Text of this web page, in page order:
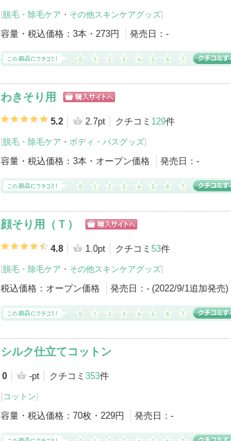
[脱毛・除毛ケア ・ その他スキンケアグッズ]
容量・税込価格： 3本・273円 発売日： -
わきそり用
グサイトへ
5.2 2.7pt クチコミ 129件
[脱毛・除毛ケア ・ ボディ・バスグッズ]
容量・税込価格： 3本・オープン価格 発売日： -
顔そり用（Ｔ）
グサイトへ
4.8 1.0pt クチコミ 53件
[脱毛・除毛ケア ・ その他スキンケアグッズ]
税込価格： オープン価格 発売日： - (2022/9/1追加発売)
シルク仕立てコットン
0 -pt クチコミ 353件
[コットン]
容量・税込価格： 70枚・229円 発売日： -